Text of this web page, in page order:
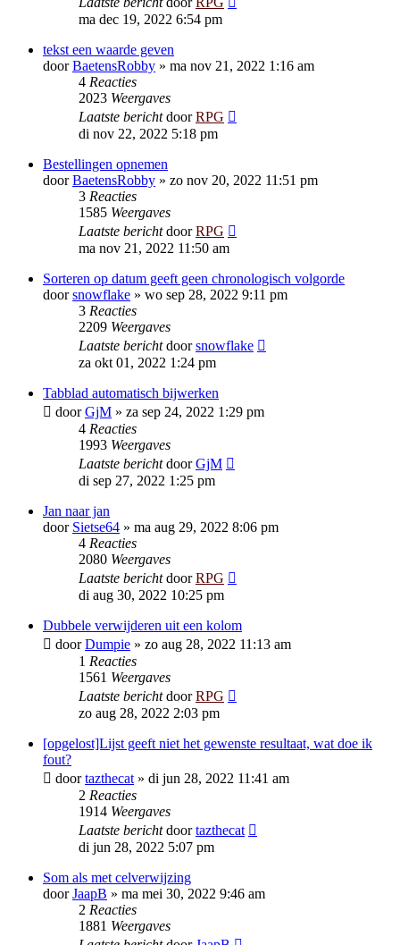
ma dec 19, 2022 6:54 pm
tekst een waarde geven
doorBaetensRobby » ma nov 21, 2022 1:16 am
4 Reacties
2023 Weergaves
Laatste berichtdoorRPG
di nov 22, 2022 5:18 pm
Bestellingen opnemen
doorBaetensRobby » zo nov 20, 2022 11:51 pm
3 Reacties
1585 Weergaves
Laatste berichtdoorRPG
ma nov 21, 2022 11:50 am
Sorteren op datum geeft geen chronologisch volgorde
doorsnowflake » wo sep 28, 2022 9:11 pm
3 Reacties
2209 Weergaves
Laatste berichtdoorsnowflake
za okt 01, 2022 1:24 pm
Tabblad automatisch bijwerken
doorGjM » za sep 24, 2022 1:29 pm
4 Reacties
1993 Weergaves
Laatste berichtdoorGjM
di sep 27, 2022 1:25 pm
Jan naar jan
door Sietse64 » ma aug 29, 2022 8:06 pm
4 Reacties
2080 Weergaves
Laatste berichtdoorRPG
di aug 30, 2022 10:25 pm
Dubbele verwijderen uit een kolom
doorDumpie » zo aug 28, 2022 11:13 am
1 Reacties
1561 Weergaves
Laatste berichtdoorRPG
zo aug 28, 2022 2:03 pm
[opgelost]Lijst geeft niet het gewenste resultaat, wat doe ik
fout?
doortazthecat » di jun 28, 2022 11:41 am
2 Reacties
1914 Weergaves
Laatste berichtdoortazthecat
di jun 28, 2022 5:07 pm
Som als met celverwijzing
doorJaapB » ma mei 30, 2022 9:46 am
2 Reacties
1881 Weergaves